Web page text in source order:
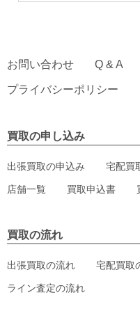
お問い合わせ Q & A
プライバシーポリシー
買取の申し込み
出張買取の申込み 宅配買
店舗一覧 買取申込書
買取の流れ
出張買取の流れ 宅配買取
ライン査定の流れ